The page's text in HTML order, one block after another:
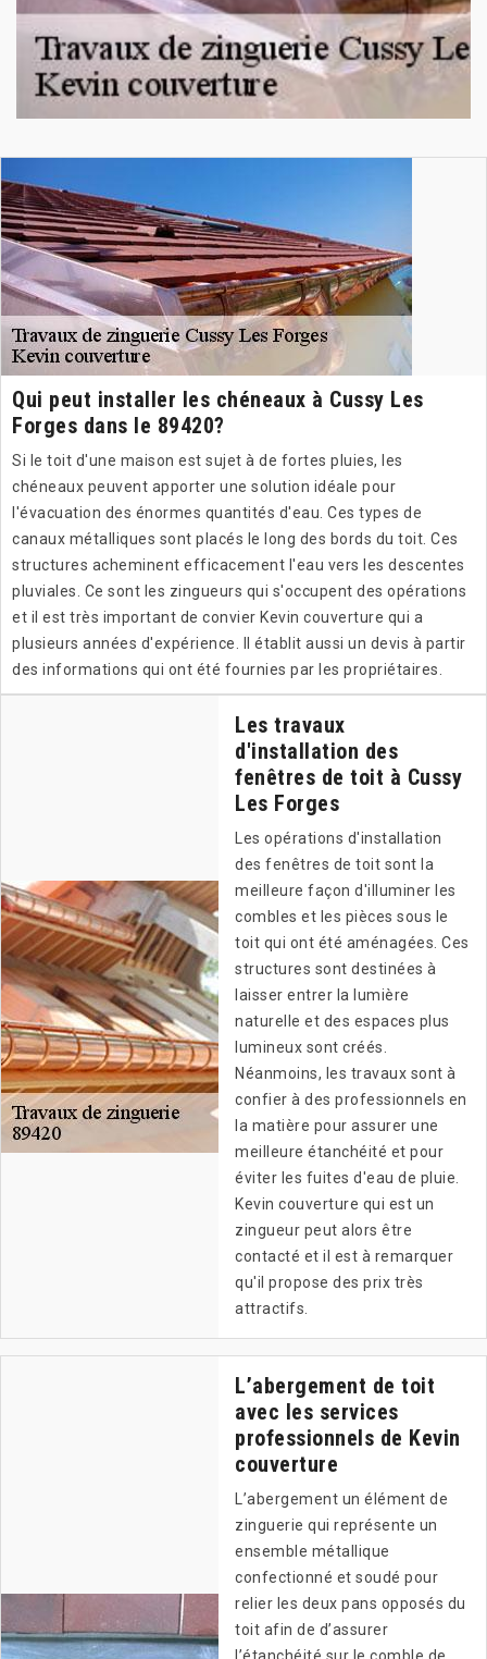
Qui peut installer les chéneaux à Cussy Les
Forges dans le 89420?
Si le toit d'une maison est sujet à de fortes pluies, les
chéneaux peuvent apporter une solution idéale pour
l'évacuation des énormes quantités d'eau. Ces types de
canaux métalliques sont placés le long des bords du toit. Ces
structures acheminent efficacement l'eau vers les descentes
pluviales. Ce sont les zingueurs qui s'occupent des opérations
et il est très important de convier Kevin couverture qui a
plusieurs années d'expérience. Il établit aussi un devis à partir
des informations qui ont été fournies par les propriétaires.
Les travaux
d'installation des
fenêtres de toit à Cussy
Les Forges
Les opérations d'installation
des fenêtres de toit sont la
meilleure façon d'illuminer les
combles et les pièces sous le
toit qui ont été aménagées. Ces
structures sont destinées à
laisser entrer la lumière
naturelle et des espaces plus
lumineux sont créés.
Néanmoins, les travaux sont à
confier à des professionnels en
la matière pour assurer une
meilleure étanchéité et pour
éviter les fuites d'eau de pluie.
Kevin couverture qui est un
zingueur peut alors être
contacté et il est à remarquer
qu'il propose des prix très
attractifs.
L’abergement de toit
avec les services
professionnels de Kevin
couverture
L’abergement un élément de
zinguerie qui représente un
ensemble métallique
confectionné et soudé pour
relier les deux pans opposés du
toit afin de d’assurer